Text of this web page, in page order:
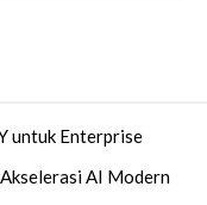
untuk Enterprise
AI Modern